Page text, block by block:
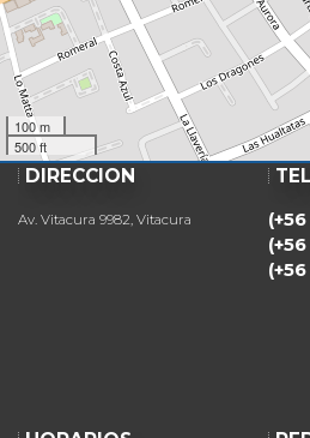
100 m
500 ft
DIRECCIÓN
Av. Vitacura 9982, Vitacura